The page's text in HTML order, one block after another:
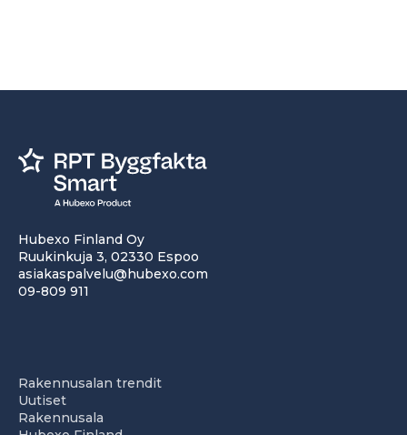
Hubexo Finland Oy
Ruukinkuja 3, 02330 Espoo
asiakaspalvelu@hubexo.com
09-809 911
Rakennusalan trendit
Uutiset
Rakennusala